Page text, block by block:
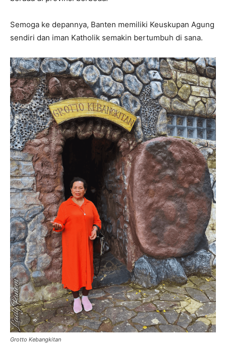
Semoga ke depannya, Banten memiliki Keuskupan Agung
sendiri dan iman Katholik semakin bertumbuh di sana.
Grotto Kebangkitan